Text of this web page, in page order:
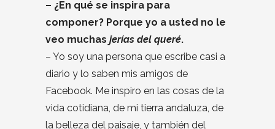
– ¿En qué se inspira para
componer? Porque yo a usted no le
veo muchas jerías del queré.
– Yo soy una persona que escribe casi a
diario y lo saben mis amigos de
Facebook. Me inspiro en las cosas de la
vida cotidiana, de mi tierra andaluza, de
la belleza del paisaje, y también del